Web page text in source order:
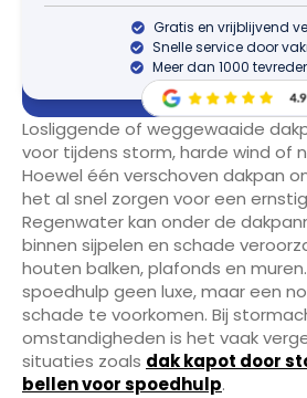
Gratis en vrijblijvend
Snelle service door
Meer dan 1000
Losliggende of weggewaaide
voor tijdens storm, harde wind of
Hoewel één verschoven dakpan
het al snel zorgen voor een
Regenwater kan onder de
binnen sijpelen en schade
houten balken, plafonds en
spoedhulp geen luxe, maar een
schade te voorkomen. Bij
omstandigheden is het vaak
situaties zoals dak kapot door
bellen voor spoedhulp.